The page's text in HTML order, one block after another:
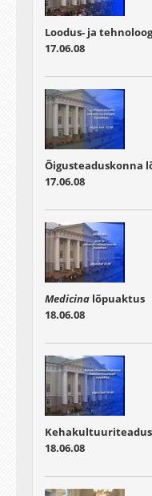
Loodus- ja
17.06.08
Õigusteaduskonna
17.06.08
Medicina lõpuaktus
18.06.08
18.06.08